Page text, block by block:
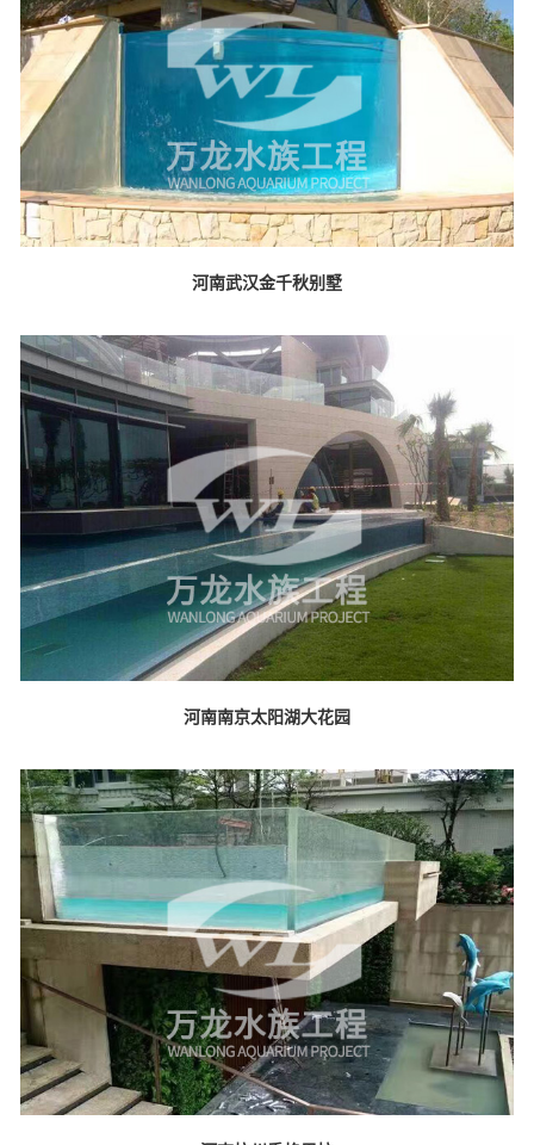
河南武汉金千秋别墅
河南南京太阳湖大花园